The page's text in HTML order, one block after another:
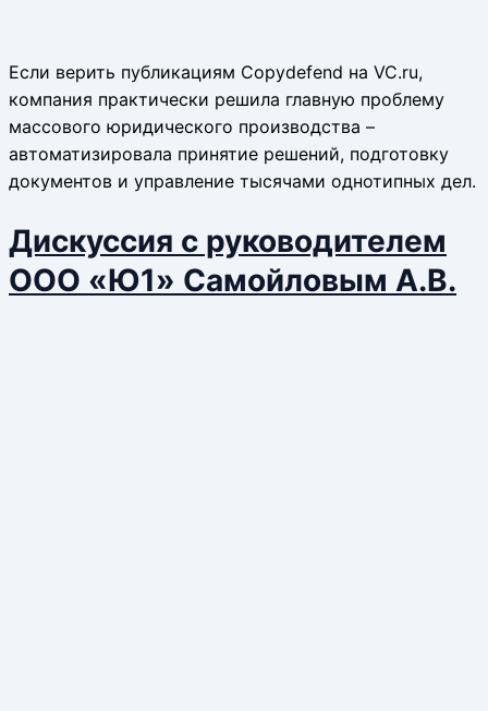
Если верить публикациям Copydefend на VC.ru,
компания практически решила главную проблему
массового юридического производства –
автоматизировала принятие решений, подготовку
документов и управление тысячами однотипных дел.
Дискуссия с руководителем
ООО «Ю1» Самойловым А.В.